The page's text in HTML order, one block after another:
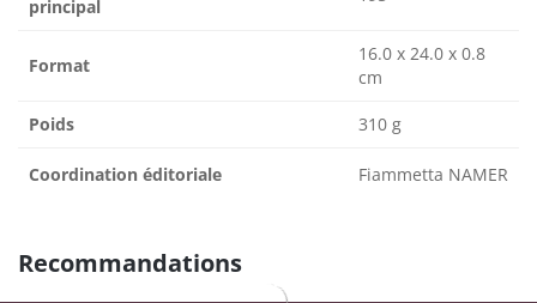
principal
Format
16.0 x 24.0 x 0.8
cm
Poids 310 g
Coordination éditoriale Fiammetta NAMER
Recommandations